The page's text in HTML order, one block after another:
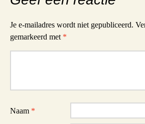
Je e-mailadres wordt niet gepubliceerd.
gemarkeerd met *
Naam *